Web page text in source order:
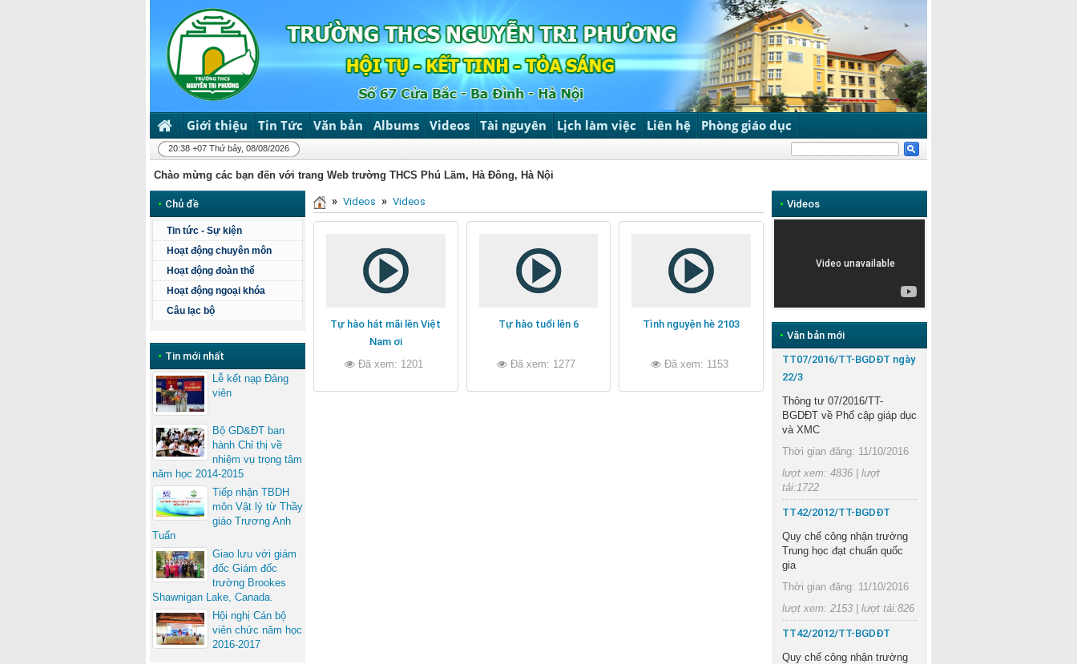
Giới thiệu Tin Tức Văn bản Albums Videos Tài nguyên Lịch làm việc Liên hệ Phòng giáo dục
20:38 +07 Thứ bảy, 08/08/2026
Chào mừng các bạn đến với trang Web trường THCS Phú Lãm, Hà Đông, Hà Nội
» Videos » Videos
Tự hào hát mãi lên Việt
Nam ơi
Đã xem: 1201
Tự hào tuổi lên 6
Đã xem: 1277
Tình nguyện hè 2103
Đã xem: 1153
• Videos
• Văn bản mới
TT07/2016/TT-BGDĐT ngày
22/3
Thông tư 07/2016/TT-
BGDĐT về Phổ cập giáp dục
và XMC
Thời gian đăng: 11/10/2016
lượt xem: 4836 | lượt
tải:1722
TT42/2012/TT-BGDĐT
Quy chế công nhận trường
Trung học đạt chuẩn quốc
gia
Thời gian đăng: 11/10/2016
lượt xem: 2153 | lượt tải:826
TT42/2012/TT-BGDĐT
Quy chế công nhận trường
• Chủ đề
Tin tức - Sự kiện
Hoạt động chuyên môn
Hoạt động đoàn thể
Hoạt động ngoại khóa
Câu lạc bộ
• Tin mới nhất
Lễ kết nạp Đảng
viên
Bộ GD&ĐT ban
hành Chỉ thị về
nhiệm vụ trọng tâm
năm học 2014-2015
Tiếp nhận TBDH
môn Vật lý từ Thầy
giáo Trương Anh
Tuấn
Giao lưu với giám
đốc Giám đốc
trường Brookes
Shawnigan Lake, Canada.
Hội nghị Cán bộ
viên chức năm học
2016-2017